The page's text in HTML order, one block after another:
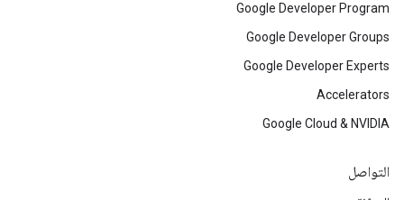
Google Developer Program
Google Developer Groups
Google Developer Experts
Accelerators
Google Cloud & NVIDIA
التواصل